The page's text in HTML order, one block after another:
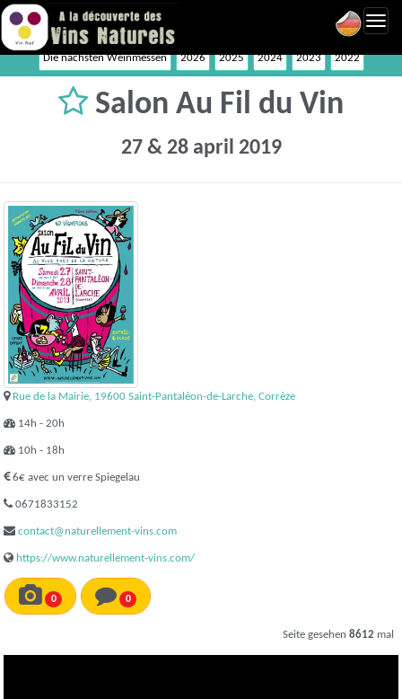
Die nächsten Weinmessen 2026 2025 2024 2023 2022
Salon Au Fil du Vin
27 & 28 april 2019
Rue de la Mairie, 19600 Saint-Pantaléon-de-Larche, Corrèze
14h - 20h
10h - 18h
6€ avec un verre Spiegelau
0671833152
contact@naturellement-vins.com
https://www.naturellement-vins.com/
0 0
Seite gesehen 8612 mal